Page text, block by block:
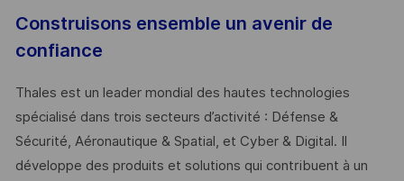
Construisons ensemble un avenir de
confiance
Thales est un leader mondial des hautes technologies
spécialisé dans trois secteurs d’activité : Défense &
Sécurité, Aéronautique & Spatial, et Cyber & Digital. Il
développe des produits et solutions qui contribuent à un